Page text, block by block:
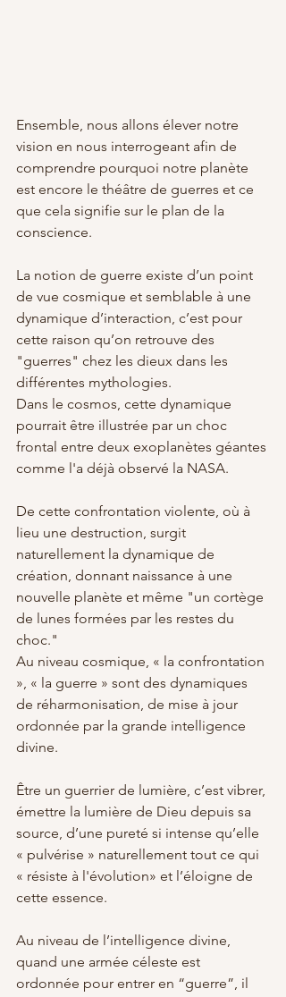
Ensemble, nous allons élever notre
vision en nous interrogeant afin de
comprendre pourquoi notre planète
est encore le théâtre de guerres et ce
que cela signifie sur le plan de la
conscience.
La notion de guerre existe d’un point
de vue cosmique et semblable à une
dynamique d’interaction, c’est pour
cette raison qu’on retrouve des
"guerres" chez les dieux dans les
différentes mythologies.
Dans le cosmos, cette dynamique
pourrait être illustrée par un choc
frontal entre deux exoplanètes géantes
comme l'a déjà observé la NASA.
De cette confrontation violente, où à
lieu une destruction, surgit
naturellement la dynamique de
création, donnant naissance à une
nouvelle planète et même "un cortège
de lunes formées par les restes du
choc."
Au niveau cosmique, « la confrontation
», « la guerre » sont des dynamiques
de réharmonisation, de mise à jour
ordonnée par la grande intelligence
divine.
Être un guerrier de lumière, c’est vibrer,
émettre la lumière de Dieu depuis sa
source, d’une pureté si intense qu’elle
« pulvérise » naturellement tout ce qui
« résiste à l'évolution» et l’éloigne de
cette essence.
Au niveau de l’intelligence divine,
quand une armée céleste est
ordonnée pour entrer en “guerre”, il